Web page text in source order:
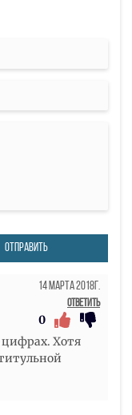
ОТПРАВИТЬ
14 Марта 2018г.
Ответить
0
цифрах. Хотя